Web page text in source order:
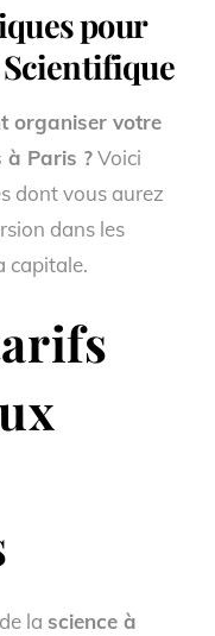
pour
organiser votre
à Paris ?Voici
dont vous aurez
dans les
capitale.
lascience à